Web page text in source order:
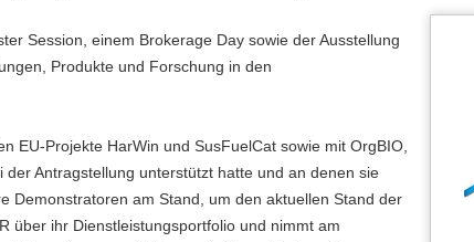
Session, einem Brokerage Day sowie der Ausstellung
Produkte und Forschung in den
EU-Projekte HarWin und SusFuelCat sowie mit OrgBIO,
Antragstellung unterstützt hatte und an denen sie
Demonstratoren am Stand, um den aktuellen Stand der
über ihr Dienstleistungsportfolio und nimmt am